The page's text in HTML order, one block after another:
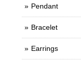
Pendant
Bracelet
Earrings